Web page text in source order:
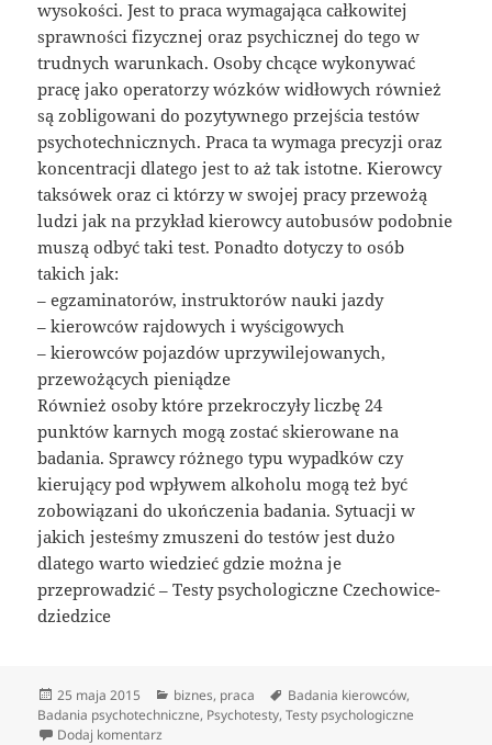
wysokości. Jest to praca wymagająca całkowitej
sprawności fizycznej oraz psychicznej do tego w
trudnych warunkach. Osoby chcące wykonywać
pracę jako operatorzy wózków widłowych również
są zobligowani do pozytywnego przejścia testów
psychotechnicznych. Praca ta wymaga precyzji oraz
koncentracji dlatego jest to aż tak istotne. Kierowcy
taksówek oraz ci którzy w swojej pracy przewożą
ludzi jak na przykład kierowcy autobusów podobnie
muszą odbyć taki test. Ponadto dotyczy to osób
takich jak:
– egzaminatorów, instruktorów nauki jazdy
– kierowców rajdowych i wyścigowych
– kierowców pojazdów uprzywilejowanych,
przewożących pieniądze
Również osoby które przekroczyły liczbę 24
punktów karnych mogą zostać skierowane na
badania. Sprawcy różnego typu wypadków czy
kierujący pod wpływem alkoholu mogą też być
zobowiązani do ukończenia badania. Sytuacji w
jakich jesteśmy zmuszeni do testów jest dużo
dlatego warto wiedzieć gdzie można je
przeprowadzić – Testy psychologiczne Czechowice-
dziedzice
Data
publikacji
25 maja 2015 Kategorie
biznes, praca Tagi
Badania kierowców,
Badania psychotechniczne, Psychotesty,Testy psychologiczne
Dodaj komentarz